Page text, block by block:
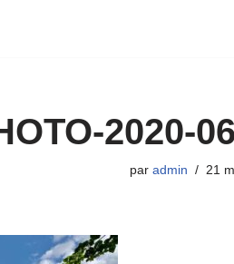
2020-
par admin 21